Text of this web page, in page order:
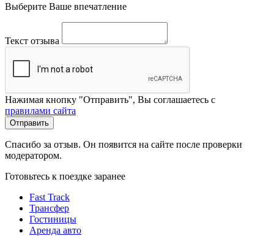
Выберите Ваше впечатление
Текст отзыва
Нажимая кнопку "Отправить", Вы соглашаетесь с
правилами сайта
Отправить
Спасибо за отзыв. Он появится на сайте после проверки
модератором.
Готовьтесь к поездке заранее
Fast Track
Трансфер
Гостиницы
Аренда авто